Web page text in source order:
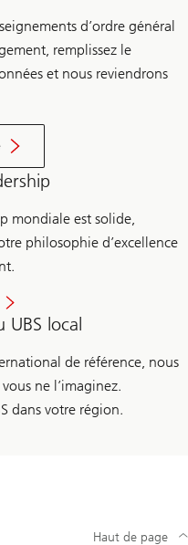
d’ordre général
remplissez le
et nous reviendrons
mondiale est solide,
philosophie d’excellence
UBS local
de référence, nous
ne l’imaginez.
dans votre région.
Haut de page